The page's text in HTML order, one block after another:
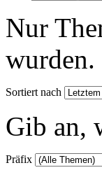
Nur
wurden.
Sortiert nach
Gib an,
Präfix